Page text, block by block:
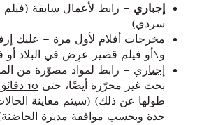
إجباري – رابط لأعمال سابقة
سردي)
مخرجات أفلام لأول مرة – عليك
و\أو فيلم قصير عرِض في البلاد أو
إجباري – رابط لمواد مصوّرة من
بحث غير محرّرة أيضًا، حتى 10
طولها عن ذلك) (سيتم معاينة
حدة وبحسب موافقة مديرة